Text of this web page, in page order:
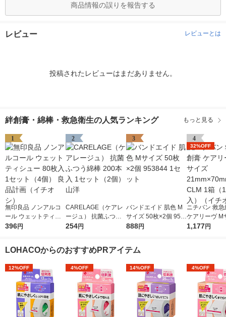
商品情報の誤りを報告する
レビュー レビューとは
投稿されたレビューはまだありません。
絆創膏・綿棒・救急衛生の人気ランキング もっと見る
1
無印良品 ノンアルコ
ール ウェットティシ
ュー 80枚入 1セット
396円
2
CARELAGE（ケアレ
ージュ） 抗菌ふつう
綿棒 200本入 1セット
254円
3
バンドエイド 肌色 M
サイズ 50枚×2個 953
844 1セット
888円
4
32%OFF
ニチバン 救
ケアリーヴ M
1mm×70mm
1,177円
LOHACOからのおすすめPRアイテム
12%OFF 4%OFF 14%OFF 4%OFF